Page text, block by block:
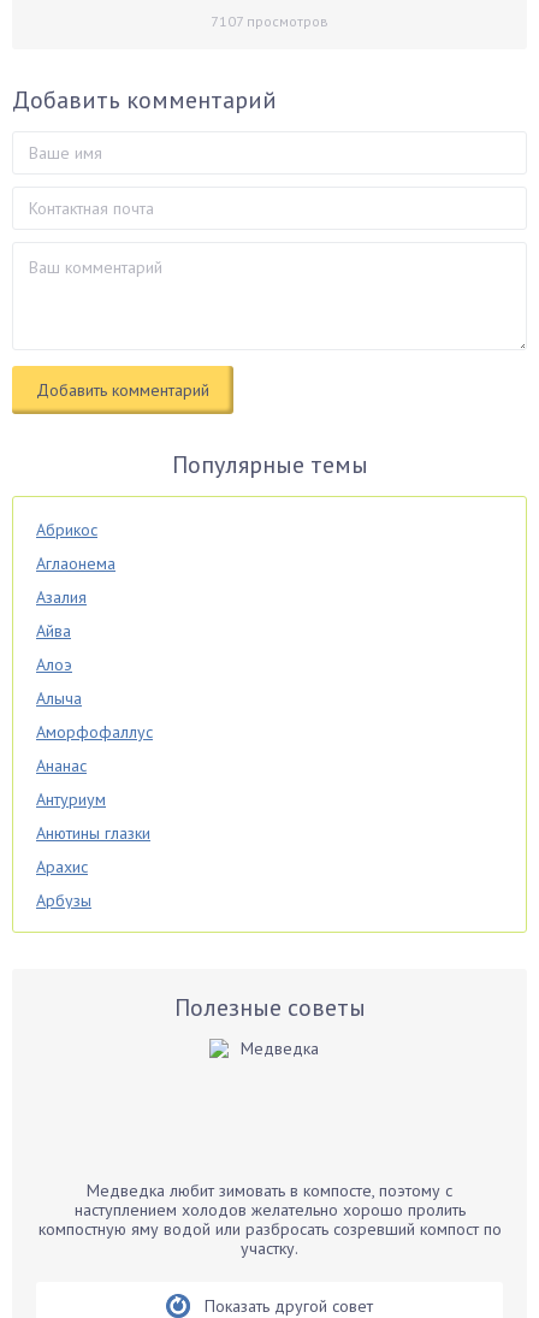
7107 просмотров
Добавить комментарий
Популярные темы
Абрикос
Аглаонема
Азалия
Айва
Алоэ
Алыча
Аморфофаллус
Ананас
Антуриум
Анютины глазки
Арахис
Арбузы
Аспарагус
Бархатцы
Бегония
Полезные советы
Медведка любит зимовать в компосте, поэтому с
наступлением холодов желательно хорошо пролить
компостную яму водой или разбросать созревший компост по
участку.
Показать другой совет